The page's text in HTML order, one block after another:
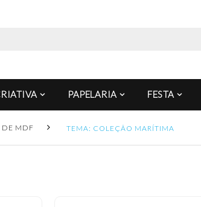
PAPELARIA FESTA
DE MDF TEMA: COLEÇÃO MARÍTIMA